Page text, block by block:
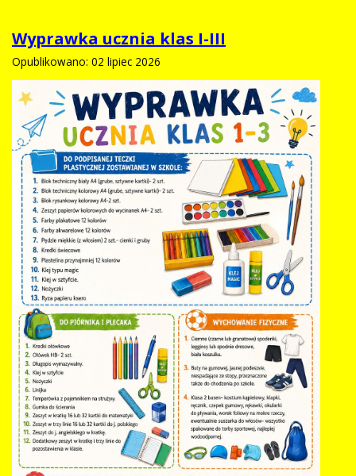
Wyprawka ucznia klas I-III
Opublikowano: 02 lipiec 2026